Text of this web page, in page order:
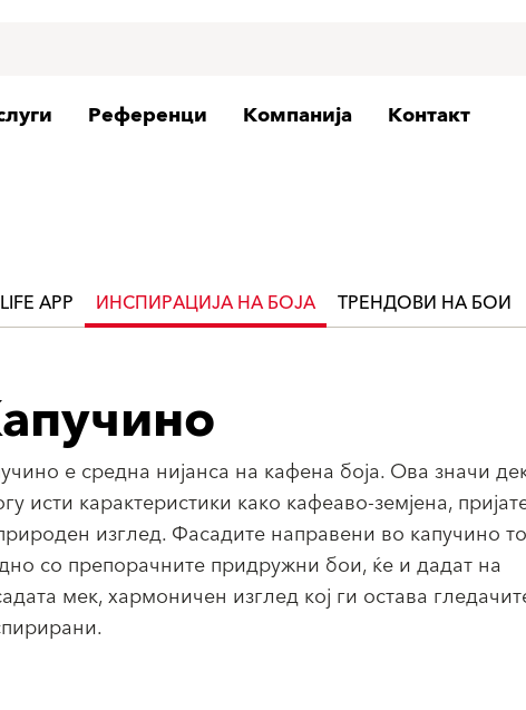
Референци Компанија Контакт
LIFE APP ИНСПИРАЦИЈА НА БОЈА ТРЕНДОВИ НА БОИ
е средна нијанса на кафена боја. Ова значи
исти карактеристики како кафеаво-земјена,
изглед. Фасадите направени во капучино
со препорачните придружни бои, ќе и дадат на
мек, хармоничен изглед кој ги остава